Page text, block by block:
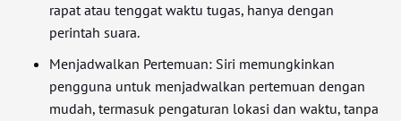
rapat atau tenggat waktu tugas, hanya dengan
perintah suara.
Menjadwalkan Pertemuan: Siri memungkinkan
pengguna untuk menjadwalkan pertemuan dengan
mudah, termasuk pengaturan lokasi dan waktu, tanpa